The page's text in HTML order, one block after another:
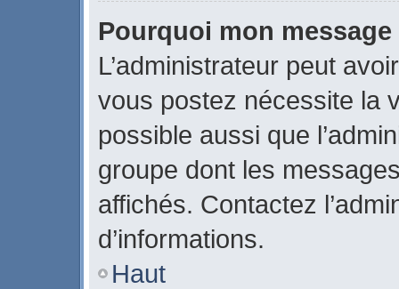
Pourquoi mon
L’administrateur peut
vous postez nécessite la
possible aussi que
groupe dont les
affichés. Contactez
d’informations.
Haut